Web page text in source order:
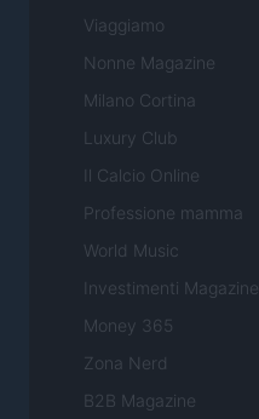
Viaggiamo
Nonne Magazine
Milano Cortina
Luxury Club
Il Calcio Online
Professione mamma
World Music
Investimenti Magazine
Money 365
Zona Nerd
B2B Magazine